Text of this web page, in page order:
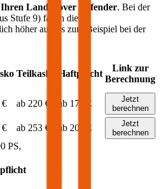
Land Rover Defender. Bei der
Stufe 9) fallen die
höher aus als zum Beispiel bei der
Teilkasko Haftpflicht
Link zur
Berechnung
€ ab 220 € ab 175 €
Jetzt
berechnen
€ ab 253 € ab 208 €
Jetzt
berechnen
PS,